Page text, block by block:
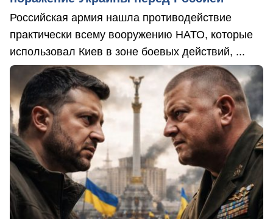
Российская армия нашла противодействие
практически всему вооружению НАТО, которые
использовал Киев в зоне боевых действий, ...